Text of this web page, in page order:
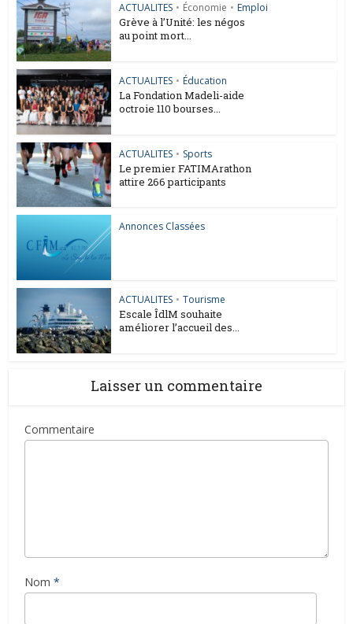
ACTUALITES • Économie • Emploi
Grève à l’Unité: les négos
au point mort...
ACTUALITES • Éducation
La Fondation Madeli-aide
octroie 110 bourses...
ACTUALITES • Sports
Le premier FATIMArathon
attire 266 participants
Annonces Classées
ACTUALITES • Tourisme
Escale ÎdlM souhaite
améliorer l’accueil des...
Laisser un commentaire
Commentaire
Nom *